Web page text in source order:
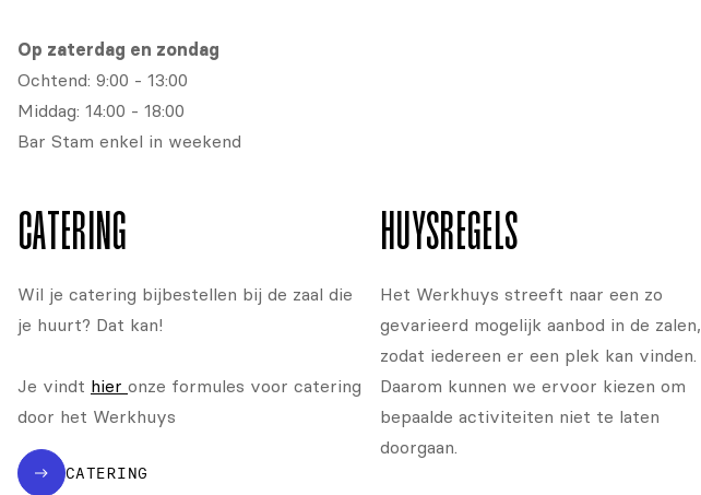
Op zaterdag en zondag
Ochtend: 9:00 - 13:00
Middag: 14:00 - 18:00
Bar Stam enkel in weekend
CATERING
Wil je catering bijbestellen bij de zaal die
je huurt? Dat kan!
Je vindt hier onze formules voor catering
door het Werkhuys
CATERING
HUYSREGELS
Het Werkhuys streeft naar een zo
gevarieerd mogelijk aanbod in de zalen,
zodat iedereen er een plek kan vinden.
Daarom kunnen we ervoor kiezen om
bepaalde activiteiten niet te laten
doorgaan.